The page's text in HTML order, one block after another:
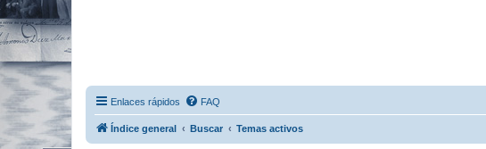
Enlaces rápidos FAQ
Índice general Buscar Temas activos